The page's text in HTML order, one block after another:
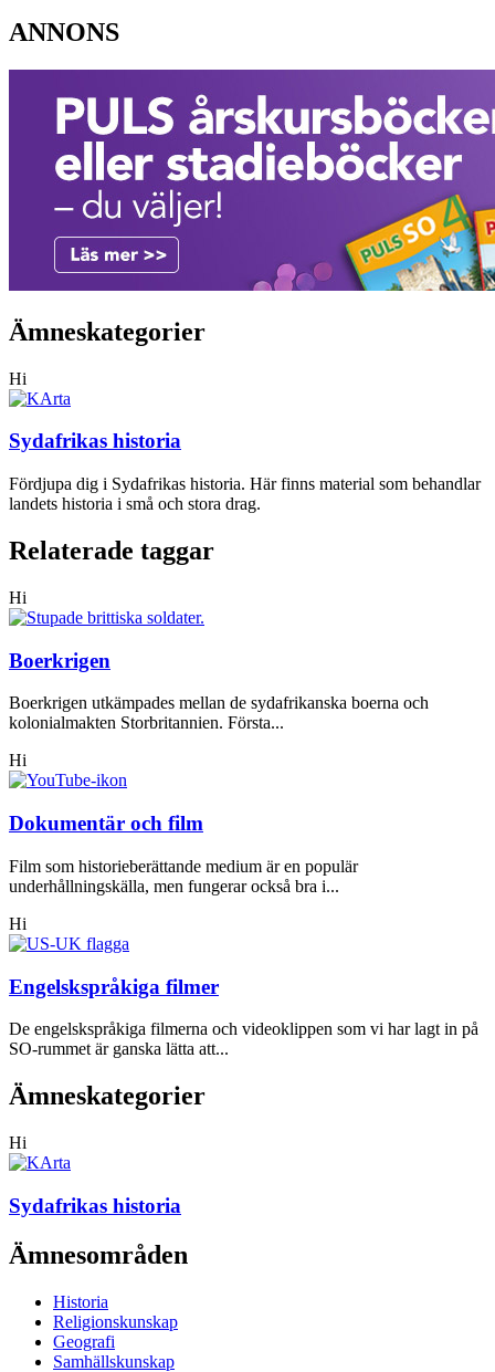
ANNONS
Ämneskategorier
Hi
Sydafrikas historia
Fördjupa dig i Sydafrikas historia. Här finns material som behandlar
landets historia i små och stora drag.
Relaterade taggar
Hi
Boerkrigen
Boerkrigen utkämpades mellan de sydafrikanska boerna och
kolonialmakten Storbritannien. Första...
Hi
Dokumentär och film
Film som historieberättande medium är en populär
underhållningskälla, men fungerar också bra i...
Hi
Engelskspråkiga filmer
De engelskspråkiga filmerna och videoklippen som vi har lagt in på
SO-rummet är ganska lätta att...
Ämneskategorier
Hi
Sydafrikas historia
Ämnesområden
Historia
Religionskunskap
Geografi
Samhällskunskap